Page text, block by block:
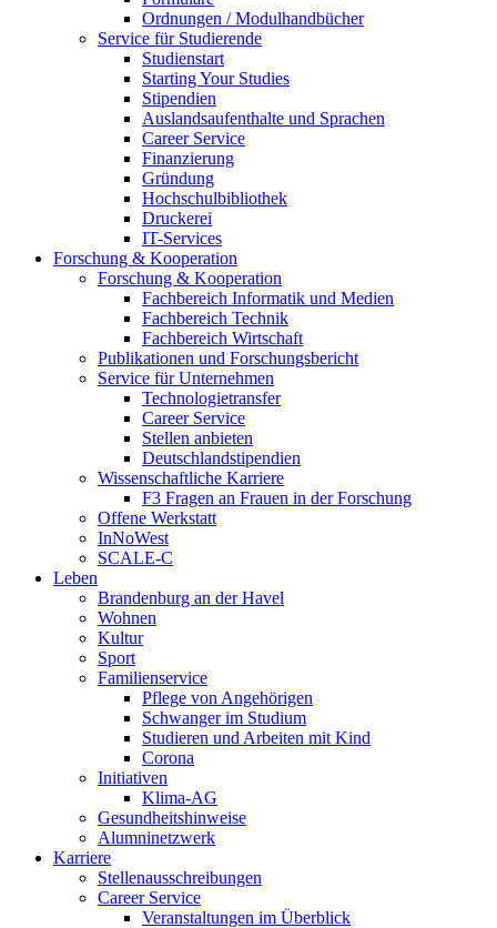
Ordnungen / Modulhandbücher
Service für Studierende
Studienstart
Starting Your Studies
Stipendien
Auslandsaufenthalte und Sprachen
Career Service
Finanzierung
Gründung
Hochschulbibliothek
Druckerei
IT-Services
Forschung & Kooperation
Forschung & Kooperation
Fachbereich Informatik und Medien
Fachbereich Technik
Fachbereich Wirtschaft
Publikationen und Forschungsbericht
Service für Unternehmen
Technologietransfer
Career Service
Stellen anbieten
Deutschlandstipendien
Wissenschaftliche Karriere
F3 Fragen an Frauen in der Forschung
Offene Werkstatt
InNoWest
SCALE-C
Leben
Brandenburg an der Havel
Wohnen
Kultur
Sport
Familienservice
Pflege von Angehörigen
Schwanger im Studium
Studieren und Arbeiten mit Kind
Corona
Initiativen
Klima-AG
Gesundheitshinweise
Alumninetzwerk
Karriere
Stellenausschreibungen
Career Service
Veranstaltungen im Überblick